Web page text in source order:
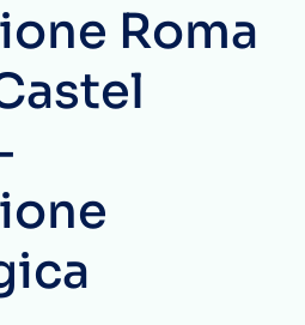
Roma